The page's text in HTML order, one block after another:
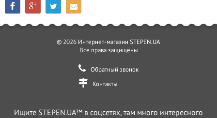
© 2026 Интернет-магазин STEPEN.UA
Все права защищены
Обратный звонок
Контакты
Ищите STEPEN.UA™ в соцсетях, там много интересного